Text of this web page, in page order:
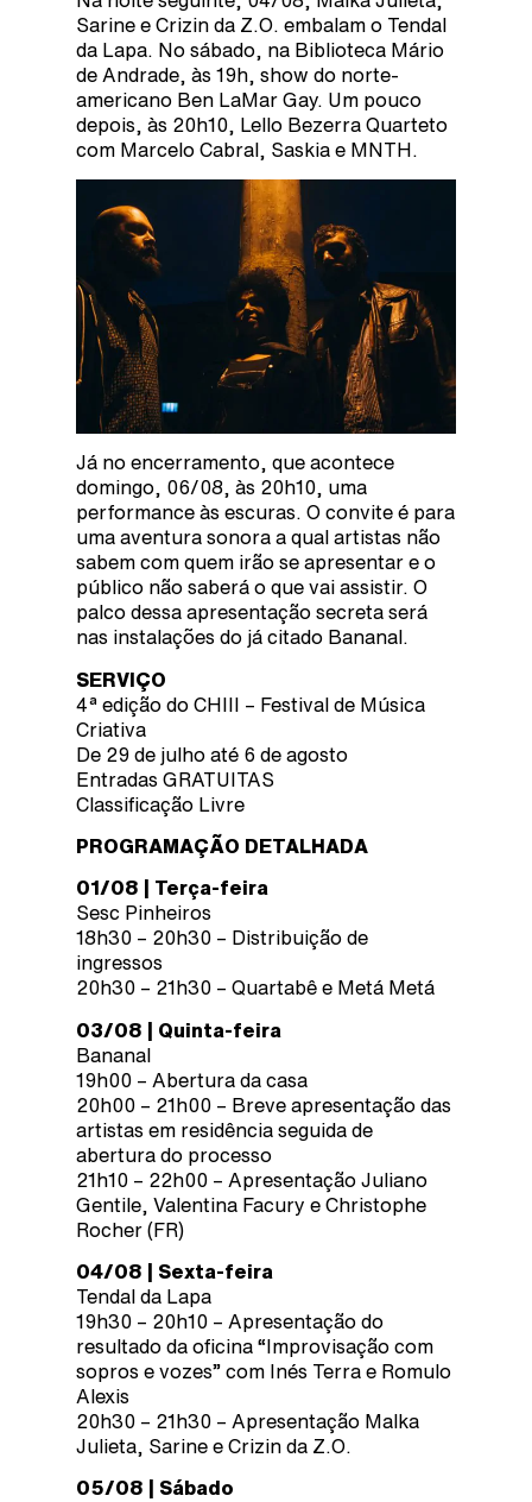
Sarine e Crizin da Z.O. embalam o Tendal
da Lapa. No sábado, na Biblioteca Mário
de Andrade, às 19h, show do norte-
americano Ben LaMar Gay. Um pouco
depois, às 20h10, Lello Bezerra Quarteto
com Marcelo Cabral, Saskia e MNTH.
Já no encerramento, que acontece
domingo, 06/08, às 20h10, uma
performance às escuras. O convite é para
uma aventura sonora a qual artistas não
sabem com quem irão se apresentar e o
público não saberá o que vai assistir. O
palco dessa apresentação secreta será
nas instalações do já citado Bananal.
SERVIÇO
4ª edição do CHIII – Festival de Música
Criativa
De 29 de julho até 6 de agosto
Entradas GRATUITAS
Classificação Livre
PROGRAMAÇÃO DETALHADA
01/08 | Terça-feira
Sesc Pinheiros
18h30 – 20h30 – Distribuição de
ingressos
20h30 – 21h30 – Quartabê e Metá Metá
03/08 | Quinta-feira
Bananal
19h00 – Abertura da casa
20h00 – 21h00 – Breve apresentação das
artistas em residência seguida de
abertura do processo
21h10 – 22h00 – Apresentação Juliano
Gentile, Valentina Facury e Christophe
Rocher (FR)
04/08 | Sexta-feira
Tendal da Lapa
19h30 – 20h10 – Apresentação do
resultado da oficina “Improvisação com
sopros e vozes” com Inés Terra e Romulo
Alexis
20h30 – 21h30 – Apresentação Malka
Julieta, Sarine e Crizin da Z.O.
05/08 | Sábado